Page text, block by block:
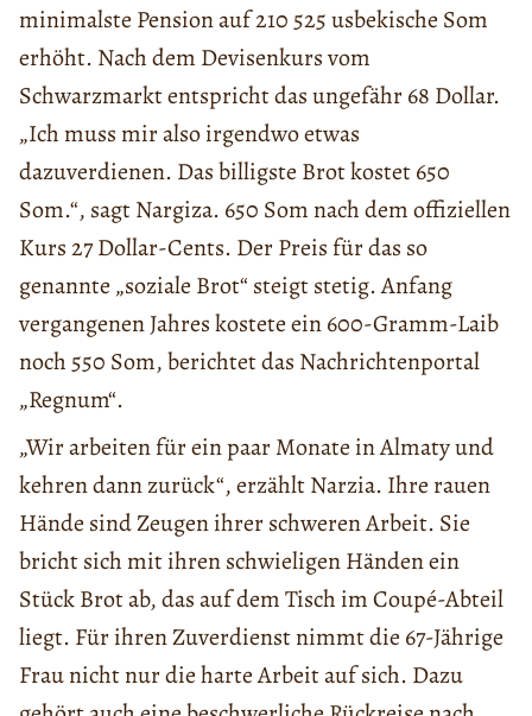
minimalste Pension auf 210 525 usbekische Som
erhöht. Nach dem Devisenkurs vom
Schwarzmarkt entspricht das ungefähr 68 Dollar.
„Ich muss mir also irgendwo etwas
dazuverdienen. Das billigste Brot kostet 650
Som.“, sagt Nargiza. 650 Som nach dem offiziellen
Kurs 27 Dollar-Cents. Der Preis für das so
genannte „soziale Brot“ steigt stetig. Anfang
vergangenen Jahres kostete ein 600-Gramm-Laib
noch 550 Som, berichtet das Nachrichtenportal
„Regnum“.
„Wir arbeiten für ein paar Monate in Almaty und
kehren dann zurück“, erzählt Narzia. Ihre rauen
Hände sind Zeugen ihrer schweren Arbeit. Sie
bricht sich mit ihren schwieligen Händen ein
Stück Brot ab, das auf dem Tisch im Coupé-Abteil
liegt. Für ihren Zuverdienst nimmt die 67-Jährige
Frau nicht nur die harte Arbeit auf sich. Dazu